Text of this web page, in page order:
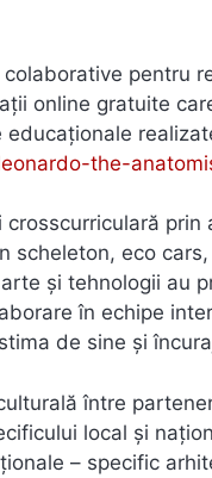
pentru
online gratuite
educaționale
the-
scheleton, eco
şi tehnologii au
în echipe
de sine şi
între
local şi
– specific